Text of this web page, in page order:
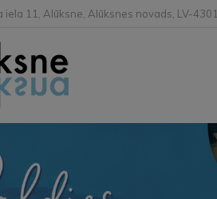
iela 11, Alūksne, Alūksnes novads, LV-4301